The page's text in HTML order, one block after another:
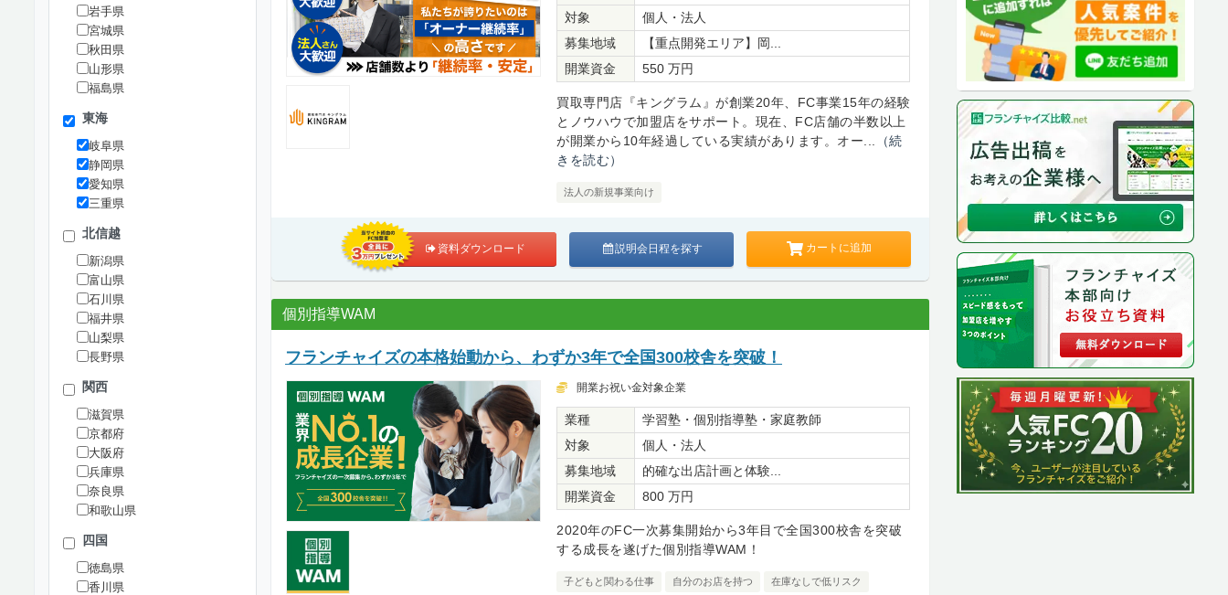
岩手県
宮城県
秋田県
山形県
福島県
東海
岐阜県
静岡県
愛知県
三重県
北信越
新潟県
富山県
石川県
福井県
山梨県
長野県
関西
滋賀県
京都府
大阪府
兵庫県
奈良県
和歌山県
四国
徳島県
香川県
対象
個人・法人
募集地域
【重点開発エリア】岡...
開業資金
550 万円
買取専門店『キングラム』が創業20年、FC事業15年の経験
とノウハウで加盟店をサポート。現在、FC店舗の半数以上
が開業から10年経過している実績があります。オー...
（続
きを読む）
法人の新規事業向け
資料ダウンロード 説明会日程を探す カートに追加
個別指導WAM
フランチャイズの本格始動から、わずか3年で全国300校舎を突破！
開業お祝い金対象企業
業種
学習塾・個別指導塾・家庭教師
対象
個人・法人
募集地域
的確な出店計画と体験...
開業資金
800 万円
2020年のFC一次募集開始から3年目で全国300校舎を突破
する成長を遂げた個別指導WAM！
子どもと関わる仕事 自分のお店を持つ 在庫なしで低リスク